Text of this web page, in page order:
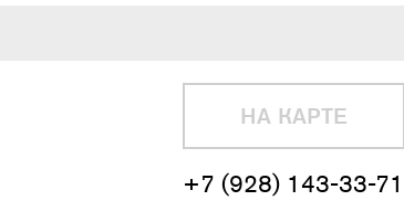
НА КАРТЕ
+7 (928) 143-33-71